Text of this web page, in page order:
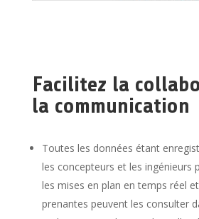
Facilitez la
la communication
Toutes les données étant
les concepteurs et les ingénieurs
les mises en plan en temps réel
prenantes peuvent les consulter